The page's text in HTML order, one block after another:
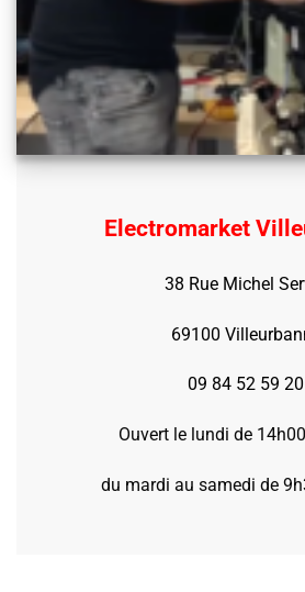
Electromarket
38 Rue Michel
69100
09 84 52 59 20
Ouvert le lundi de
du mardi au samedi de